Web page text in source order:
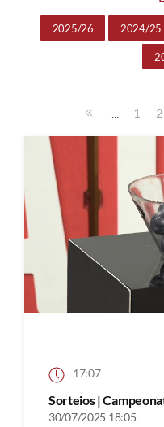
2025/26 2024/25
... 1 2
17:07
Sorteios |
30/07/2025 18:05